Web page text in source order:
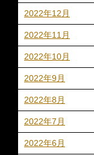
2022年12月
2022年11月
2022年10月
2022年9月
2022年8月
2022年7月
2022年6月